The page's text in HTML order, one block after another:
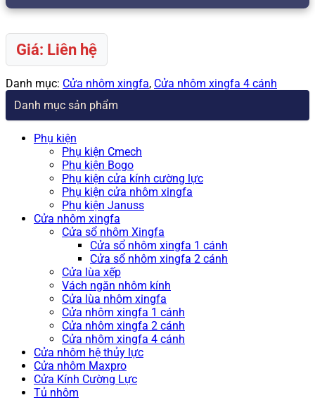
Giá: Liên hệ
Danh mục: Cửa nhôm xingfa, Cửa nhôm xingfa 4 cánh
Danh mục sản phẩm
Phụ kiện
Phụ kiện Cmech
Phụ kiện Bogo
Phụ kiện cửa kính cường lực
Phụ kiện cửa nhôm xingfa
Phụ kiện Januss
Cửa nhôm xingfa
Cửa sổ nhôm Xingfa
Cửa sổ nhôm xingfa 1 cánh
Cửa sổ nhôm xingfa 2 cánh
Cửa lùa xếp
Vách ngăn nhôm kính
Cửa lùa nhôm xingfa
Cửa nhôm xingfa 1 cánh
Cửa nhôm xingfa 2 cánh
Cửa nhôm xingfa 4 cánh
Cửa nhôm hệ thủy lực
Cửa nhôm Maxpro
Cửa Kính Cường Lực
Tủ nhôm